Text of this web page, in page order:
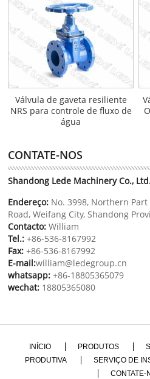
Válvula de gaveta resiliente
NRS para controle de fluxo de
água
CONTATE-NOS
Shandong Lede Machinery Co.,
Endereço: No. 3998, Northern
Road, Weifang City, Shandong
Contacto: William
Tel.: +86-536-8167992
Fax: +86-536-8167992
E-mail:william@ledegroup.cn
whatsapp: +86-18805365079
wechat: 18805365080
INÍCIO PRODUTOS
PRODUTIVA
SERVIÇO DE
CONTATE-